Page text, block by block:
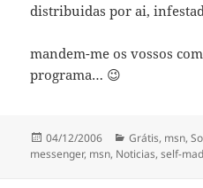
distribuidas por ai,
mandem-me os vossos
programa… 😉
Publicado
a
04/12/2006 Categorias
Grátis, msn,
messenger, msn, Noticias,self-